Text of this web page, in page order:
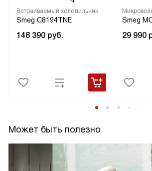
Встраиваемый холодильник
Smeg C8194TNE
148 390 руб.
Smeg
29 990
Может быть полезно